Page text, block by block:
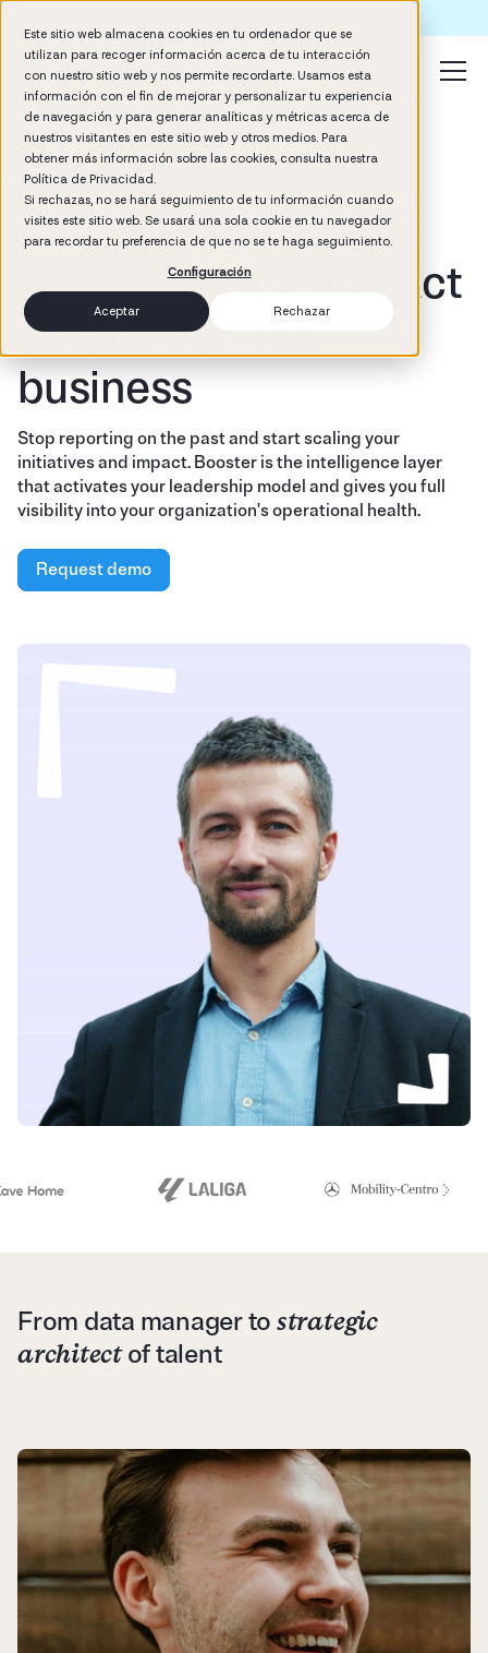
Este sitio web almacena cookies en tu ordenador que se
utilizan para recoger información acerca de tu interacción
con nuestro sitio web y nos permite recordarte. Usamos esta
información con el fin de mejorar y personalizar tu experiencia
de navegación y para generar analíticas y métricas acerca de
nuestros visitantes en este sitio web y otros medios. Para
obtener más información sobre las cookies, consulta nuestra
Política de Privacidad.
Si rechazas, no se hará seguimiento de tu información cuando
visites este sitio web. Se usará una sola cookie en tu navegador
para recordar tu preferencia de que no se te haga seguimiento.
Configuración
Aceptar Rechazar
Strategic Talent Orchestration
From chasing
processes to
orchestratethe impact
of talent on the
business
Stop reporting on the past and start scaling your
initiatives and impact. Booster is the intelligence layer
that activates your leadership model and gives you full
visibility into your organization's operational health.
Request demo
From data manager to strategic
architectof talent